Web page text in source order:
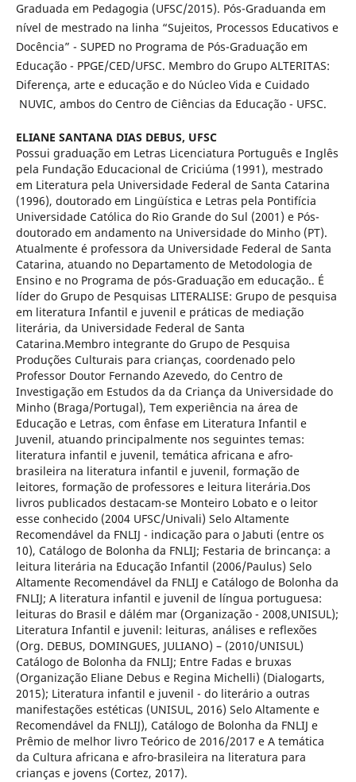
Graduada em Pedagogia (UFSC/2015). Pós-Graduanda em
nível de mestrado na linha “Sujeitos, Processos Educativos e
Docência” - SUPED no Programa de Pós-Graduação em
Educação - PPGE/CED/UFSC. Membro do Grupo ALTERITAS:
Diferença, arte e educação e do Núcleo Vida e Cuidado
NUVIC, ambos do Centro de Ciências da Educação - UFSC.
ELIANE SANTANA DIAS DEBUS, UFSC
Possui graduação em Letras Licenciatura Português e Inglês
pela Fundação Educacional de Criciúma (1991), mestrado
em Literatura pela Universidade Federal de Santa Catarina
(1996), doutorado em Lingüística e Letras pela Pontifícia
Universidade Católica do Rio Grande do Sul (2001) e Pós-
doutorado em andamento na Universidade do Minho (PT).
Atualmente é professora da Universidade Federal de Santa
Catarina, atuando no Departamento de Metodologia de
Ensino e no Programa de pós-Graduação em educação.. É
líder do Grupo de Pesquisas LITERALISE: Grupo de pesquisa
em literatura Infantil e juvenil e práticas de mediação
literária, da Universidade Federal de Santa
Catarina.Membro integrante do Grupo de Pesquisa
Produções Culturais para crianças, coordenado pelo
Professor Doutor Fernando Azevedo, do Centro de
Investigação em Estudos da da Criança da Universidade do
Minho (Braga/Portugal), Tem experiência na área de
Educação e Letras, com ênfase em Literatura Infantil e
Juvenil, atuando principalmente nos seguintes temas:
literatura infantil e juvenil, temática africana e afro-
brasileira na literatura infantil e juvenil, formação de
leitores, formação de professores e leitura literária.Dos
livros publicados destacam-se Monteiro Lobato e o leitor
esse conhecido (2004 UFSC/Univali) Selo Altamente
Recomendável da FNLIJ - indicação para o Jabuti (entre os
10), Catálogo de Bolonha da FNLIJ; Festaria de brincança: a
leitura literária na Educação Infantil (2006/Paulus) Selo
Altamente Recomendável da FNLIJ e Catálogo de Bolonha da
FNLIJ; A literatura infantil e juvenil de língua portuguesa:
leituras do Brasil e d´além mar (Organização - 2008,UNISUL);
Literatura Infantil e juvenil: leituras, análises e reflexões
(Org. DEBUS, DOMINGUES, JULIANO) – (2010/UNISUL)
Catálogo de Bolonha da FNLIJ; Entre Fadas e bruxas
(Organização Eliane Debus e Regina Michelli) (Dialogarts,
2015); Literatura infantil e juvenil - do literário a outras
manifestações estéticas (UNISUL, 2016) Selo Altamente e
Recomendável da FNLIJ), Catálogo de Bolonha da FNLIJ e
Prêmio de melhor livro Teórico de 2016/2017 e A temática
da Cultura africana e afro-brasileira na literatura para
crianças e jovens (Cortez, 2017).